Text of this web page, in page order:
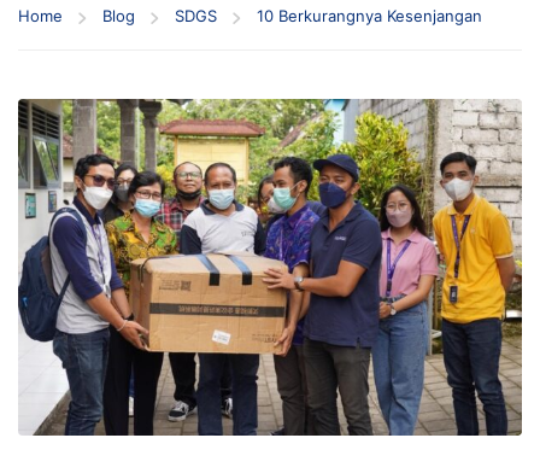
Home Blog SDGS 10 Berkurangnya Kesenjangan